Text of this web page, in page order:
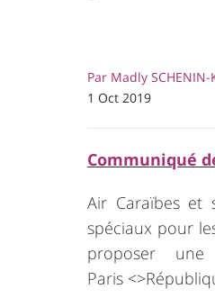
Par Madly SCHENIN-
1 Oct 2019
Communiqué
Air Caraïbes et
spéciaux pour
proposer
Paris